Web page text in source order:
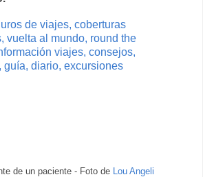
de un paciente - Foto de Lou Angeli